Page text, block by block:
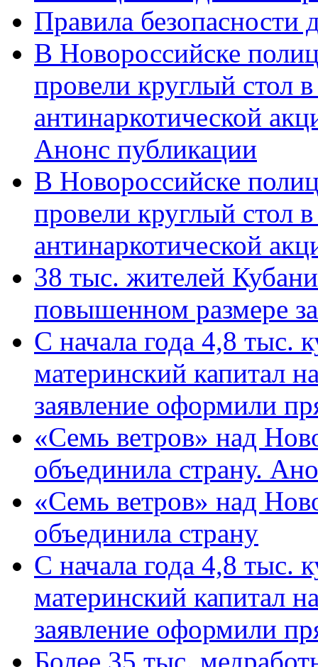
Правила безопасности
В Новороссийске
провели круглый стол
антинаркотической
Анонс публикации
В Новороссийске
провели круглый стол
антинаркотической
38 тыс. жителей
повышенном размере
С начала года 4,8 тыс.
материнский капитал
заявление оформили
«Семь ветров» над
объединила страну.
«Семь ветров» над
объединила страну
С начала года 4,8 тыс.
материнский капитал
заявление оформили
Более 35 тыс.